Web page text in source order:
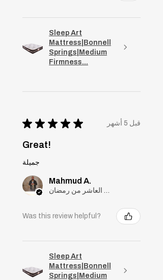
Sleep Art
Mattress|Bonnell
Springs|Medium
Firmness...
★ ★ ★ ★ ★ قبل 5 أشهر
Great!
جميلة
Mahmud A.
Was this review helpful?
Sleep Art
Mattress|Bonnell
Springs|Medium